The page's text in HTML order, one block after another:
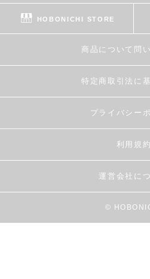
HOBONICHI STORE
商品について問
特定商取引法に
プライバシー
利用規約
運営会社に
©